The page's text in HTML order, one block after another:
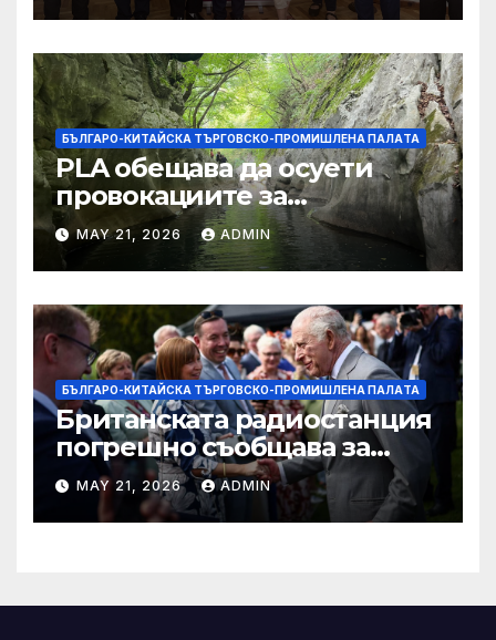
БЪЛГАРО-КИТАЙСКА ТЪРГОВСКО-ПРОМИШЛЕНА ПАЛAТА
PLA обещава да осуети
провокациите за
„независимост на Тайван“.
MAY 21, 2026 ADMIN
БЪЛГАРО-КИТАЙСКА ТЪРГОВСКО-ПРОМИШЛЕНА ПАЛAТА
Британската радиостанция
погрешно съобщава за
смъртта на крал Чарлз
MAY 21, 2026 ADMIN